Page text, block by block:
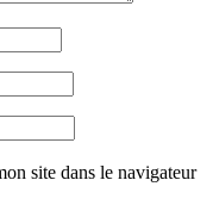
site dans le navigateur